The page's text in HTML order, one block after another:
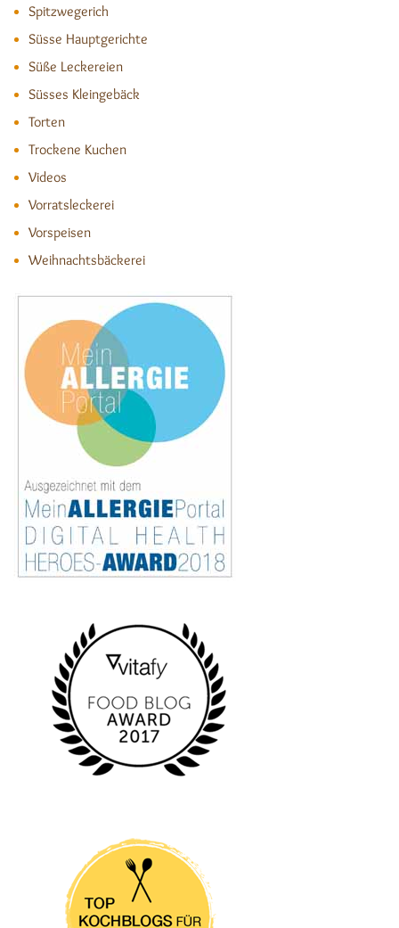
Spitzwegerich
Süsse Hauptgerichte
Süße Leckereien
Süsses Kleingebäck
Torten
Trockene Kuchen
Videos
Vorratsleckerei
Vorspeisen
Weihnachtsbäckerei